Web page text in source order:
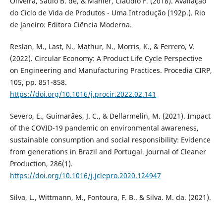
do Ciclo de Vida de Produtos - Uma Introdução (192p.). Rio
de Janeiro: Editora Ciência Moderna.
Reslan, M., Last, N., Mathur, N., Morris, K., & Ferrero, V.
(2022). Circular Economy: A Product Life Cycle Perspective
on Engineering and Manufacturing Practices. Procedia CIRP,
105, pp. 851-858.
https://doi.org/10.1016/j.procir.2022.02.141
Severo, E., Guimarães, J. C., & Dellarmelin, M. (2021). Impact
of the COVID-19 pandemic on environmental awareness,
sustainable consumption and social responsibility: Evidence
from generations in Brazil and Portugal. Journal of Cleaner
Production, 286(1).
https://doi.org/10.1016/j.jclepro.2020.124947
Silva, L., Wittmann, M., Fontoura, F. B.. & Silva. M. da. (2021).